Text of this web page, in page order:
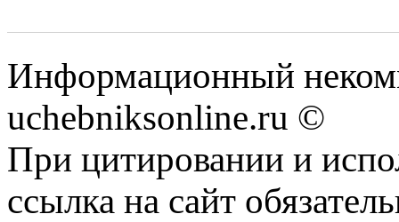
Информационный
uchebniksonline.ru ©
При цитировании и
ссылка на сайт